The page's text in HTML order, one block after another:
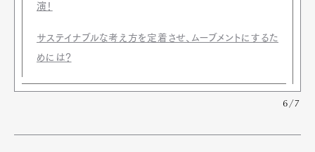
Pen international Pen tw
演！
サステイナブルな考え方を定着させ、ムーブメントにするた
めには？
6/7